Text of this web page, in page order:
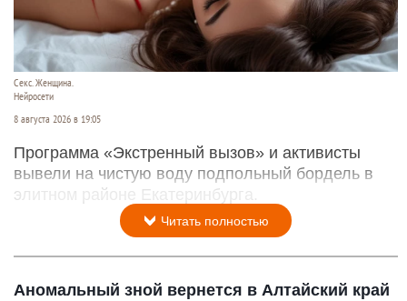
Секс. Женщина.
Нейросети
8 августа 2026 в 19:05
Программа «Экстренный вызов» и активисты
вывели на чистую воду подпольный бордель в
элитном районе Екатеринбурга.
Читать полностью
Аномальный зной вернется в Алтайский край